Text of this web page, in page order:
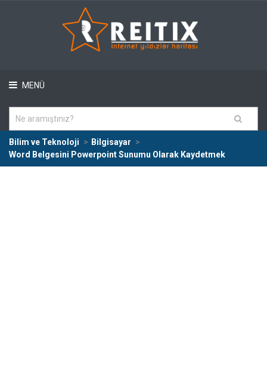
MENÜ
Bilim ve Teknoloji
Bilgisayar
Word Belgesini Powerpoint Sunumu Olarak Kaydetmek